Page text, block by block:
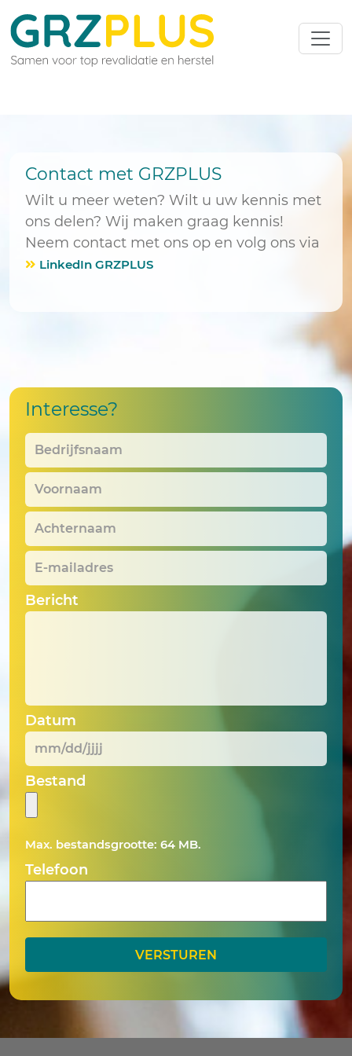
Contact met GRZPLUS
Wilt u meer weten? Wilt u uw kennis met
ons delen? Wij maken graag kennis!
Neem contact met ons op en volg ons via
LinkedIn GRZPLUS
Interesse?
Bedrijfsnaam
Voornaam
Achternaam
E-
mailadres *
Bericht
Datum
MM
slash
DD
slash
JJJJ
Bestand
Max. bestandsgrootte: 64 MB.
Telefoon